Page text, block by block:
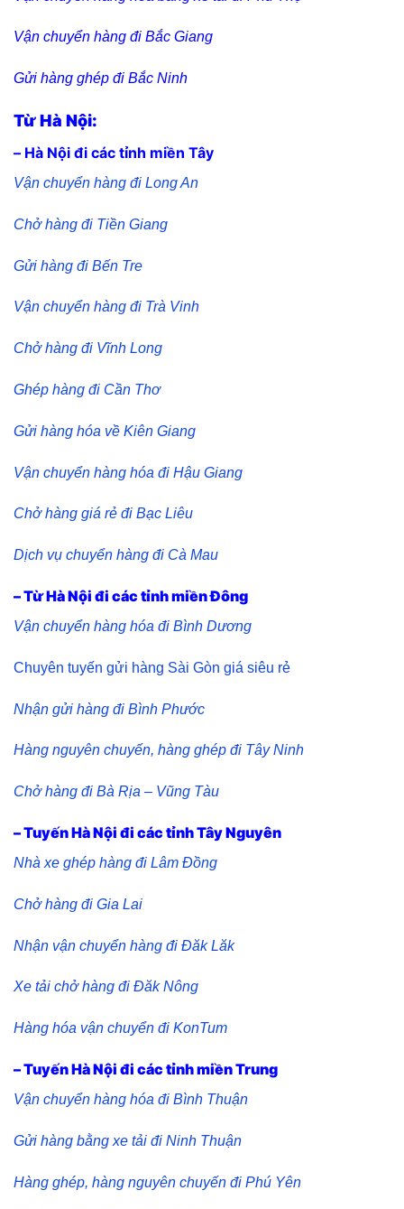
Vận chuyển hàng đi Bắc Giang
Gửi hàng ghép đi Bắc Ninh
Từ Hà Nội:
– Hà Nội đi các tỉnh miền Tây
Vận chuyển hàng đi Long An
Chở hàng đi Tiền Giang
Gửi hàng đi Bến Tre
Vận chuyển hàng đi Trà Vinh
Chở hàng đi Vĩnh Long
Ghép hàng đi Cần Thơ
Gửi hàng hóa về Kiên Giang
Vận chuyển hàng hóa đi Hậu Giang
Chở hàng giá rẻ đi Bạc Liêu
Dịch vụ chuyển hàng đi Cà Mau
– Từ Hà Nội đi các tỉnh miền Đông
Vận chuyển hàng hóa đi Bình Dương
Chuyên tuyến gửi hàng Sài Gòn giá siêu rẻ
Nhận gửi hàng đi Bình Phước
Hàng nguyên chuyến, hàng ghép đi Tây Ninh
Chở hàng đi Bà Rịa – Vũng Tàu
– Tuyến Hà Nội đi các tỉnh Tây Nguyên
Nhà xe ghép hàng đi Lâm Đồng
Chở hàng đi Gia Lai
Nhận vận chuyển hàng đi Đăk Lăk
Xe tải chở hàng đi Đăk Nông
Hàng hóa vận chuyển đi KonTum
– Tuyến Hà Nội đi các tỉnh miền Trung
Vận chuyển hàng hóa đi Bình Thuận
Gửi hàng bằng xe tải đi Ninh Thuận
Hàng ghép, hàng nguyên chuyến đi Phú Yên